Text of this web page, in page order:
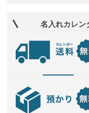
名入れカレン